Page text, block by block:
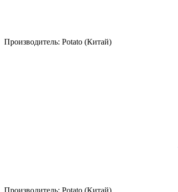
Производитель: Potato (Китай)
Производитель: Potato (Китай)